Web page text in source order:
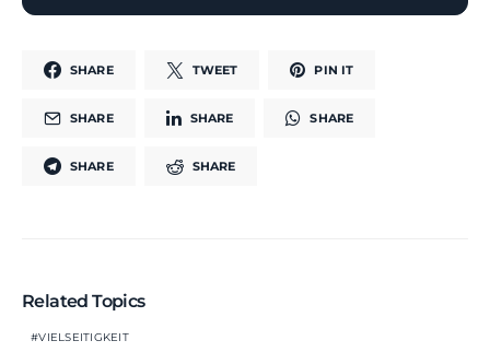
SHARE TWEET PIN IT
SHARE SHARE SHARE
SHARE SHARE
Related Topics
VIELSEITIGKEIT